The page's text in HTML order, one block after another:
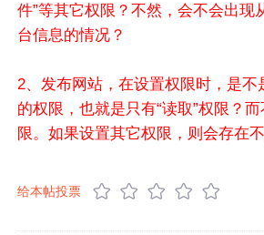
件”等其它权限？不然，会不会出现
台信息的情况？
2、发布网站，在设置权限时，是不
的权限，也就是只有“读取”权限？
限。如果设置其它权限，则会存在
给本帖投票